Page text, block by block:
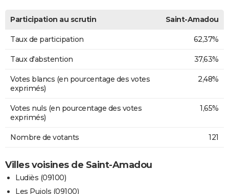
Participation au scrutin Saint-Amadou
Taux de participation 62,37%
Taux d'abstention 37,63%
Votes blancs (en pourcentage des votes
exprimés)
2,48%
Votes nuls (en pourcentage des votes
exprimés)
1,65%
Nombre de votants 121
Villes voisines de Saint-Amadou
Ludiès (09100)
Les Pujols (09100)